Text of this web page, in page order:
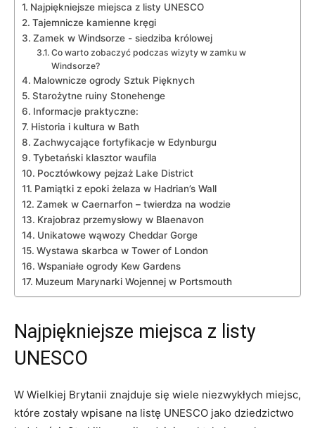
Najpiękniejsze miejsca z‍ listy UNESCO
Tajemnicze kamienne kręgi
Zamek w Windsorze ‌- siedziba królowej
Co warto zobaczyć podczas wizyty w zamku w
Windsorze?
Malownicze ‌ogrody Sztuk Pięknych
Starożytne ruiny Stonehenge
Informacje praktyczne:
Historia i ‌kultura⁢ w ‍Bath
Zachwycające fortyfikacje⁣ w Edynburgu
Tybetański klasztor waufila
Pocztówkowy pejzaż Lake District
Pamiątki z epoki żelaza w Hadrian’s Wall
Zamek w Caernarfon – twierdza na wodzie
Krajobraz⁤ przemysłowy w Blaenavon
Unikatowe ⁢wąwozy Cheddar Gorge
Wystawa ⁣skarbca w Tower of ⁤London
Wspaniałe ogrody⁣ Kew ​Gardens
Muzeum Marynarki Wojennej w Portsmouth
Najpiękniejsze miejsca z‍ listy
UNESCO
W‌ Wielkiej ⁢Brytanii​ znajduje ‍się‍ wiele‌ niezwykłych miejsc,
które zostały wpisane na ⁤listę UNESCO ‍jako dziedzictwo